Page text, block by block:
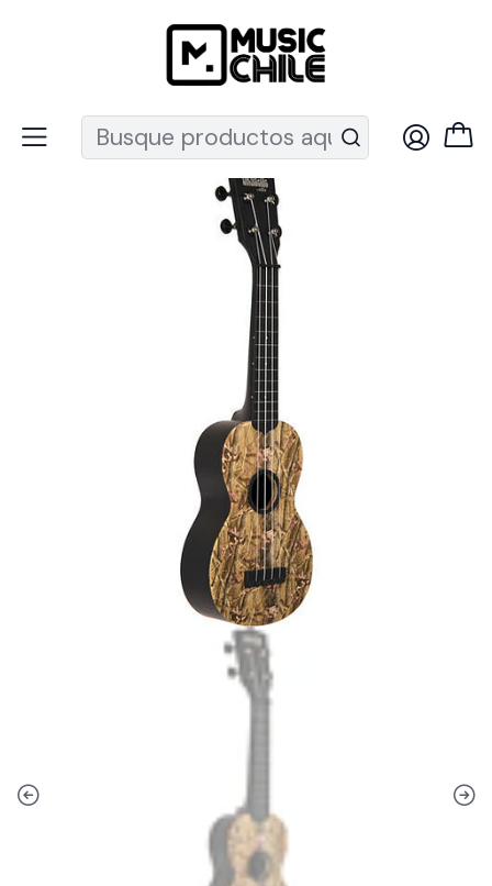
Recuerda que ahora nos puedes encontrar en el MUT
Inicio NUX
Kala Brand